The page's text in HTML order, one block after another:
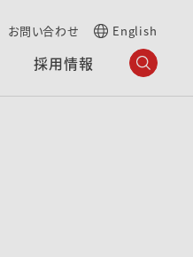
お問い合わせ English
採用情報